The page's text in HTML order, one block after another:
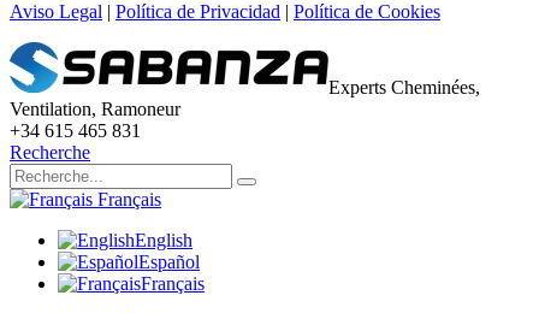
Aviso Legal | Política de Privacidad | Política de Cookies
Experts Cheminées,
Ventilation, Ramoneur
+34 615 465 831
Recherche
Français
English
Español
Français